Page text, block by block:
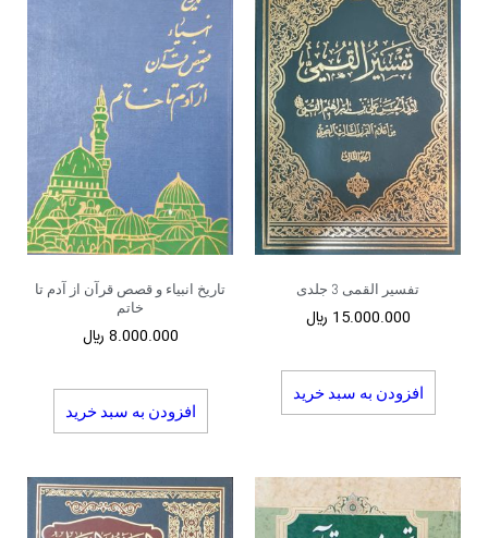
تفسیر القمی 3 جلدی
15.000.000 ﷼
افزودن به سبد خرید
تاریخ انبیاء و قصص قرآن از آدم تا
خاتم
8.000.000 ﷼
افزودن به سبد خرید